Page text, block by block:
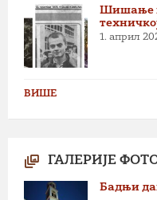
Шишање
1. април
ВИШЕ
ГАЛЕРИЈЕ
Бадњи